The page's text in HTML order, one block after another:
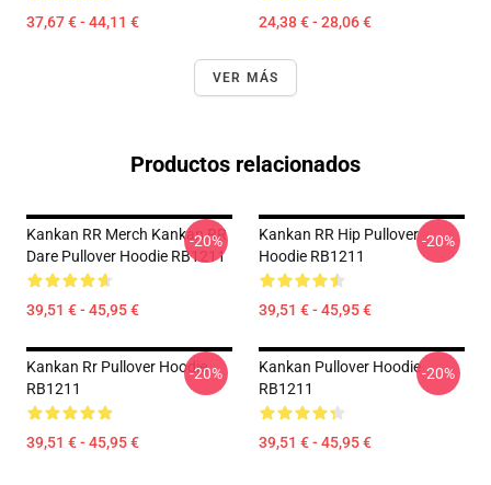
37,67 € - 44,11 € 24,38 € - 28,06 €
VER MÁS
Productos relacionados
Kankan RR Merch Kankan RR
Dare Pullover Hoodie RB1211
39,51 € - 45,95 €
-20%
Kankan RR Hip Pullover
Hoodie RB1211
39,51 € - 45,95 €
-20%
Kankan Rr Pullover Hoodie
RB1211
39,51 € - 45,95 €
-20%
Kankan Pullover Hoodie
RB1211
39,51 € - 45,95 €
-20%